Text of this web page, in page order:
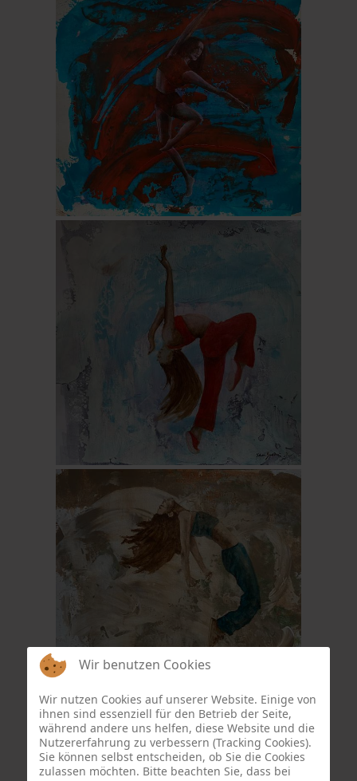
Wir benutzen Cookies
Wir nutzen Cookies auf unserer Website. Einige von
ihnen sind essenziell für den Betrieb der Seite,
während andere uns helfen, diese Website und die
Nutzererfahrung zu verbessern (Tracking Cookies).
Sie können selbst entscheiden, ob Sie die Cookies
zulassen möchten. Bitte beachten Sie, dass bei